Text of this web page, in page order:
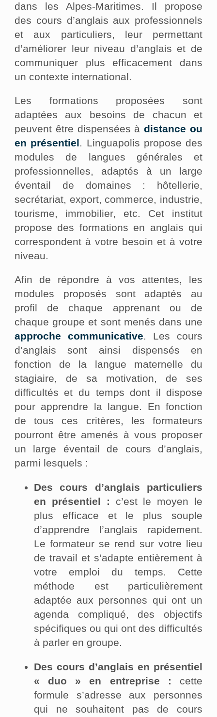
dans les Alpes-Maritimes. Il propose
des cours d’anglais aux professionnels
et aux particuliers, leur permettant
d’améliorer leur niveau d’anglais et de
communiquer plus efficacement dans
un contexte international.
Les formations proposées sont
adaptées aux besoins de chacun et
peuvent être dispensées àdistance ou
en présentiel. Linguapolis propose des
modules de langues générales et
professionnelles, adaptés à un large
éventail de domaines : hôtellerie,
secrétariat, export, commerce, industrie,
tourisme, immobilier, etc. Cet institut
propose des formations en anglais qui
correspondent à votre besoin et à votre
niveau.
Afin de répondre à vos attentes, les
modules proposés sont adaptés au
profil de chaque apprenant ou de
chaque groupe et sont menés dans une
approche communicative. Les cours
d’anglais sont ainsi dispensés en
fonction de la langue maternelle du
stagiaire, de sa motivation, de ses
difficultés et du temps dont il dispose
pour apprendre la langue. En fonction
de tous ces critères, les formateurs
pourront être amenés à vous proposer
un large éventail de cours d’anglais,
parmi lesquels :
Des cours d’anglais particuliers
en présentiel : c’est le moyen le
plus efficace et le plus souple
d’apprendre l’anglais rapidement.
Le formateur se rend sur votre lieu
de travail et s’adapte entièrement à
votre emploi du temps. Cette
méthode est particulièrement
adaptée aux personnes qui ont un
agenda compliqué, des objectifs
spécifiques ou qui ont des difficultés
à parler en groupe.
Des cours d’anglais en présentiel
« duo » en entreprise : cette
formule s’adresse aux personnes
qui ne souhaitent pas de cours